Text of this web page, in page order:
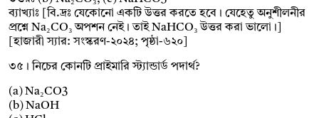
ব্যাখ্যাঃ [বি.দ্রঃ যেকোনো একটি উত্তর করতে হবে। যেহেতু অনুশীলনীর
প্রশ্নে Na₂CO₃ অপশন নেই। তাই NaHCO₃ উত্তর করা ভালো।]
[হাজারী স্যার: সংস্করণ-২০২৪; পৃষ্ঠা-৬২০]
৩৫। নিচের কোনটি প্রাইমারি স্ট্যান্ডার্ড পদার্থ?
(a) Na₂CO3
(b) NaOH